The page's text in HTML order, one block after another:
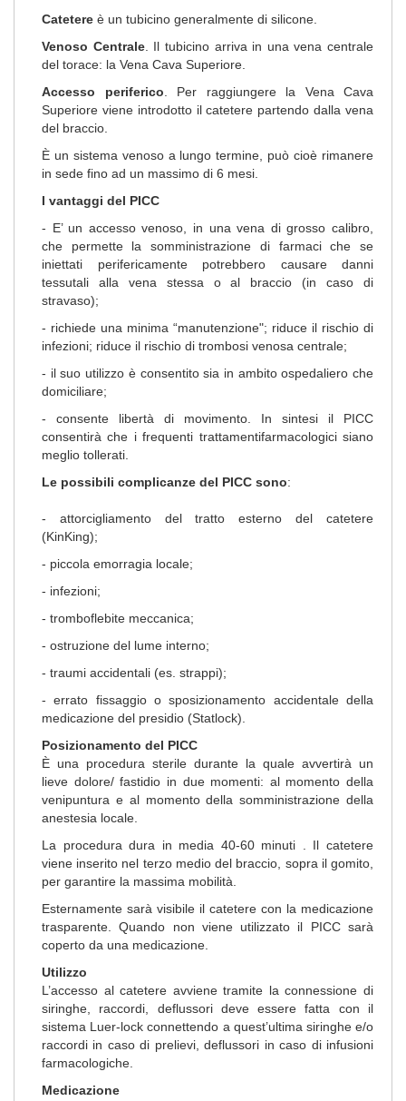
Catetere è un tubicino generalmente di silicone.
Venoso Centrale. Il tubicino arriva in una vena centrale
del torace: la Vena Cava Superiore.
Accesso periferico . Per raggiungere la Vena Cava
Superiore viene introdotto il catetere partendo dalla vena
del braccio.
È un sistema venoso a lungo termine, può cioè rimanere
in sede fino ad un massimo di 6 mesi.
I vantaggi del PICC
- E’ un accesso venoso, in una vena di grosso calibro,
che permette la somministrazione di farmaci che se
iniettati perifericamente potrebbero causare danni
tessutali alla vena stessa o al braccio (in caso di
stravaso);
- richiede una minima “manutenzione"; riduce il rischio di
infezioni; riduce il rischio di trombosi venosa centrale;
- il suo utilizzo è consentito sia in ambito ospedaliero che
domiciliare;
- consente libertà di movimento. In sintesi il PICC
consentirà che i frequenti trattamentifarmacologici siano
meglio tollerati.
Le possibili complicanze del PICC sono:
- attorcigliamento del tratto esterno del catetere
(KinKing);
- piccola emorragia locale;
- infezioni;
- tromboflebite meccanica;
- ostruzione del lume interno;
- traumi accidentali (es. strappi);
- errato fissaggio o sposizionamento accidentale della
medicazione del presidio (Statlock).
Posizionamento del PICC
È una procedura sterile durante la quale avvertirà un
lieve dolore/ fastidio in due momenti: al momento della
venipuntura e al momento della somministrazione della
anestesia locale.
La procedura dura in media 40-60 minuti . Il catetere
viene inserito nel terzo medio del braccio, sopra il gomito,
per garantire la massima mobilità.
Esternamente sarà visibile il catetere con la medicazione
trasparente. Quando non viene utilizzato il PICC sarà
coperto da una medicazione.
Utilizzo
L’accesso al catetere avviene tramite la connessione di
siringhe, raccordi, deflussori deve essere fatta con il
sistema Luer-lock connettendo a quest’ultima siringhe e/o
raccordi in caso di prelievi, deflussori in caso di infusioni
farmacologiche.
Medicazione